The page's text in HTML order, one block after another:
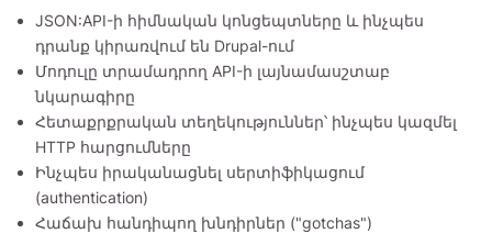
JSON:API-ի հիմնական կոնցեպտները և ինչպես
դրանք կիրառվում են Drupal-ում
Մոդուլը տրամադրող API-ի լայնամասշտաբ
նկարագիրը
Հետաքրքրական տեղեկություններ՝ ինչպես կազմել
HTTP հարցումները
Ինչպես իրականացնել սերտիֆիկացում
(authentication)
Հաճախ հանդիպող խնդիրներ ("gotchas")